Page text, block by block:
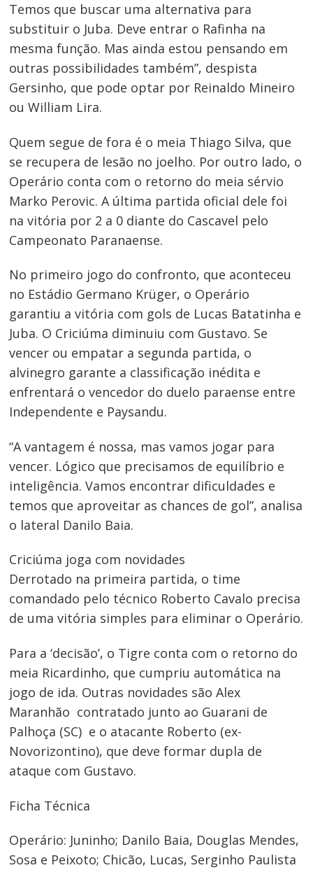
Temos que buscar uma alternativa para
substituir o Juba. Deve entrar o Rafinha na
mesma função. Mas ainda estou pensando em
outras possibilidades também”, despista
Gersinho, que pode optar por Reinaldo Mineiro
ou William Lira.
Quem segue de fora é o meia Thiago Silva, que
se recupera de lesão no joelho. Por outro lado, o
Operário conta com o retorno do meia sérvio
Marko Perovic. A última partida oficial dele foi
na vitória por 2 a 0 diante do Cascavel pelo
Campeonato Paranaense.
No primeiro jogo do confronto, que aconteceu
no Estádio Germano Krüger, o Operário
garantiu a vitória com gols de Lucas Batatinha e
Juba. O Criciúma diminuiu com Gustavo. Se
vencer ou empatar a segunda partida, o
alvinegro garante a classificação inédita e
enfrentará o vencedor do duelo paraense entre
Independente e Paysandu.
“A vantagem é nossa, mas vamos jogar para
vencer. Lógico que precisamos de equilíbrio e
inteligência. Vamos encontrar dificuldades e
temos que aproveitar as chances de gol”, analisa
o lateral Danilo Baia.
Criciúma joga com novidades
Derrotado na primeira partida, o time
comandado pelo técnico Roberto Cavalo precisa
de uma vitória simples para eliminar o Operário.
Para a ‘decisão’, o Tigre conta com o retorno do
meia Ricardinho, que cumpriu automática na
jogo de ida. Outras novidades são Alex
Maranhão ­ contratado junto ao Guarani de
Palhoça (SC) ­ e o atacante Roberto (ex­
Novorizontino), que deve formar dupla de
ataque com Gustavo.
Ficha Técnica
Operário: Juninho; Danilo Baia, Douglas Mendes,
Sosa e Peixoto; Chicão, Lucas, Serginho Paulista
Navegação
de
Post